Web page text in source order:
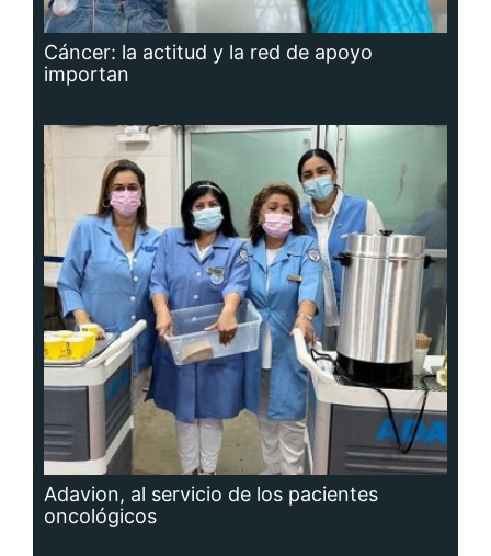
Cáncer: la actitud y la red de apoyo
importan
Adavion, al servicio de los pacientes
oncológicos